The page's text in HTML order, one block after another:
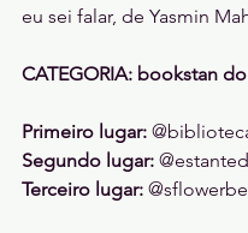
eu sei falar, de Yasmin
CATEGORIA: bookstan
Primeiro lugar:
Segundo lugar:
Terceiro lugar: